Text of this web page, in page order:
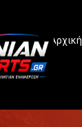
Αρχική